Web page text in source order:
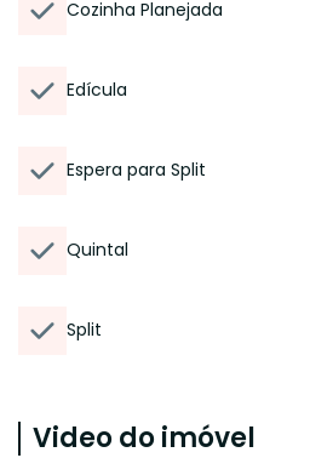
Cozinha Planejada
Edícula
Espera para Split
Quintal
Split
Video do imóvel